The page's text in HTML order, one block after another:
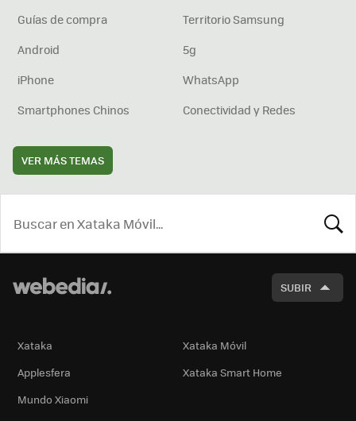
Guías de compra
Territorio Samsung
Android
5g
iPhone
WhatsApp
Smartphones Chinos
Conectividad y Redes
VER MÁS TEMAS
SUBIR
Xataka
Xataka Móvil
Applesfera
Xataka Smart Home
Mundo Xiaomi